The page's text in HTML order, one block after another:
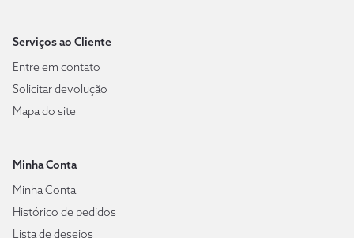
Serviços ao Cliente
Entre em contato
Solicitar devolução
Mapa do site
Minha Conta
Minha Conta
Histórico de pedidos
Lista de desejos